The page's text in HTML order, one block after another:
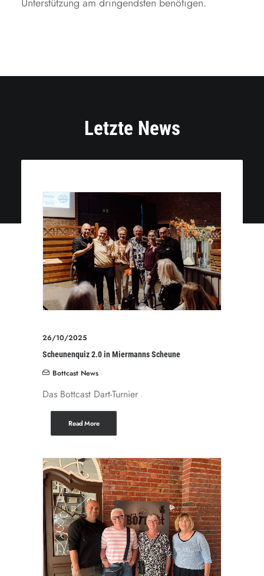
Letzte News
26/10/2025
Scheunenquiz 2.0 in Miermanns Scheune
Bottcast News
Das Bottcast Dart-Turnier
Read More